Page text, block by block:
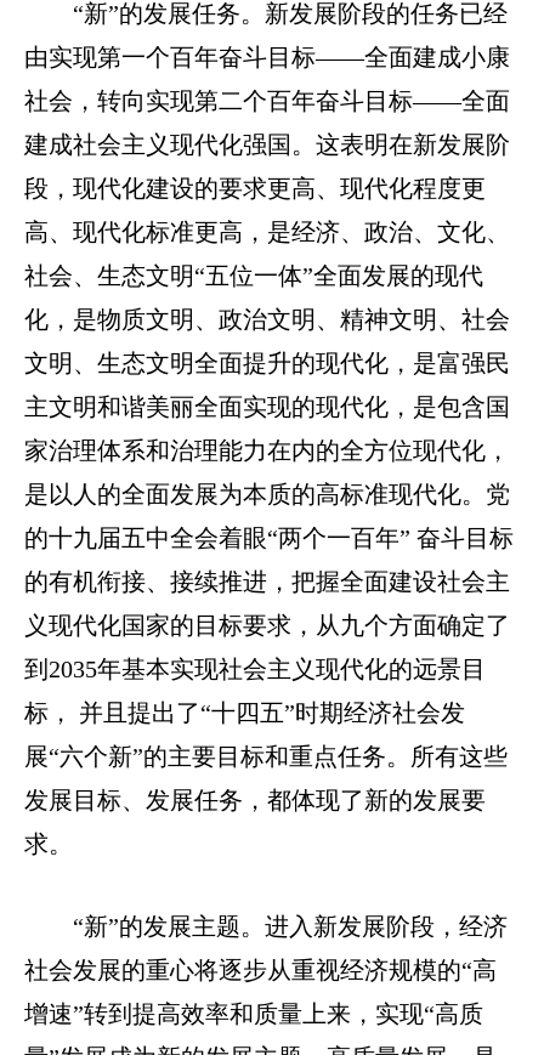
“新”的发展任务。新发展阶段的任务已经
由实现第一个百年奋斗目标——全面建成小康
社会，转向实现第二个百年奋斗目标——全面
建成社会主义现代化强国。这表明在新发展阶
段，现代化建设的要求更高、现代化程度更
高、现代化标准更高，是经济、政治、文化、
社会、生态文明“五位一体”全面发展的现代
化，是物质文明、政治文明、精神文明、社会
文明、生态文明全面提升的现代化，是富强民
主文明和谐美丽全面实现的现代化，是包含国
家治理体系和治理能力在内的全方位现代化，
是以人的全面发展为本质的高标准现代化。党
的十九届五中全会着眼“两个一百年” 奋斗目标
的有机衔接、接续推进，把握全面建设社会主
义现代化国家的目标要求，从九个方面确定了
到2035年基本实现社会主义现代化的远景目
标， 并且提出了“十四五”时期经济社会发
展“六个新”的主要目标和重点任务。所有这些
发展目标、发展任务，都体现了新的发展要
求。
“新”的发展主题。进入新发展阶段，经济
社会发展的重心将逐步从重视经济规模的“高
增速”转到提高效率和质量上来，实现“高质